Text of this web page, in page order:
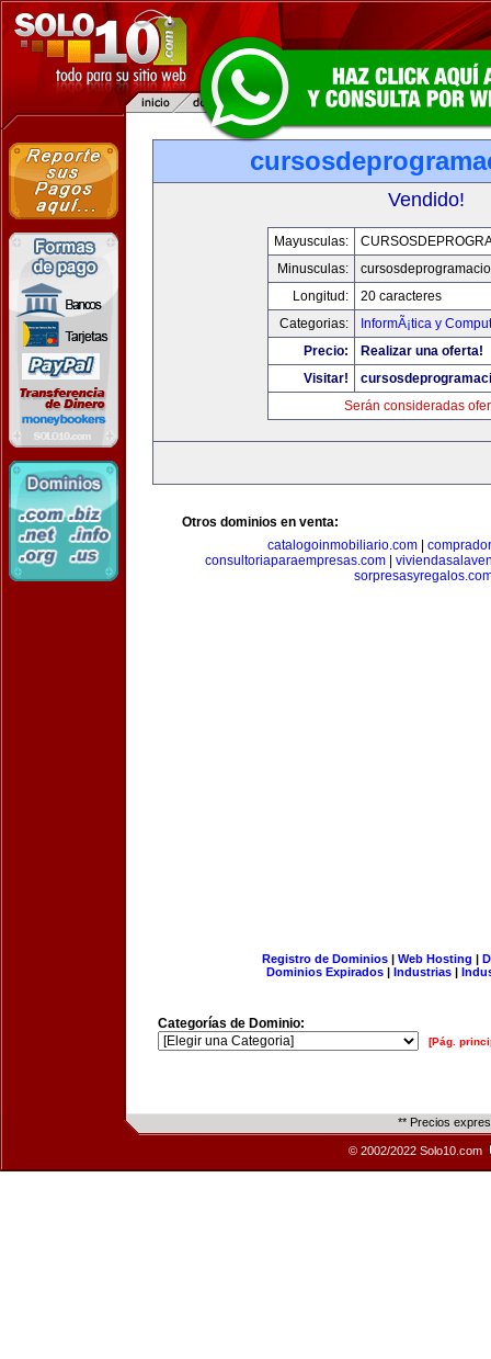
Vendido!
Mayusculas:
Minusculas:
Longitud:
20 caracteres
Categorias:
InformÃ¡tica y
Precio:
Realizar una oferta!
Visitar!
Serán consideradas
Otros dominios en venta:
catalogoinmobiliario.com|
consultoriaparaempresas.com|
Registro de Dominios| Web Hosting |
Dominios Expirados | Industrias |
Categorías de Dominio:
[Pág.
** Precios
© 2002/2022 Solo10.com